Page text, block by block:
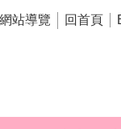
網站導覽
回首頁